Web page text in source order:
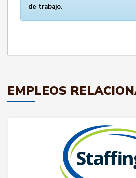
de trabajo.
EMPLEOS